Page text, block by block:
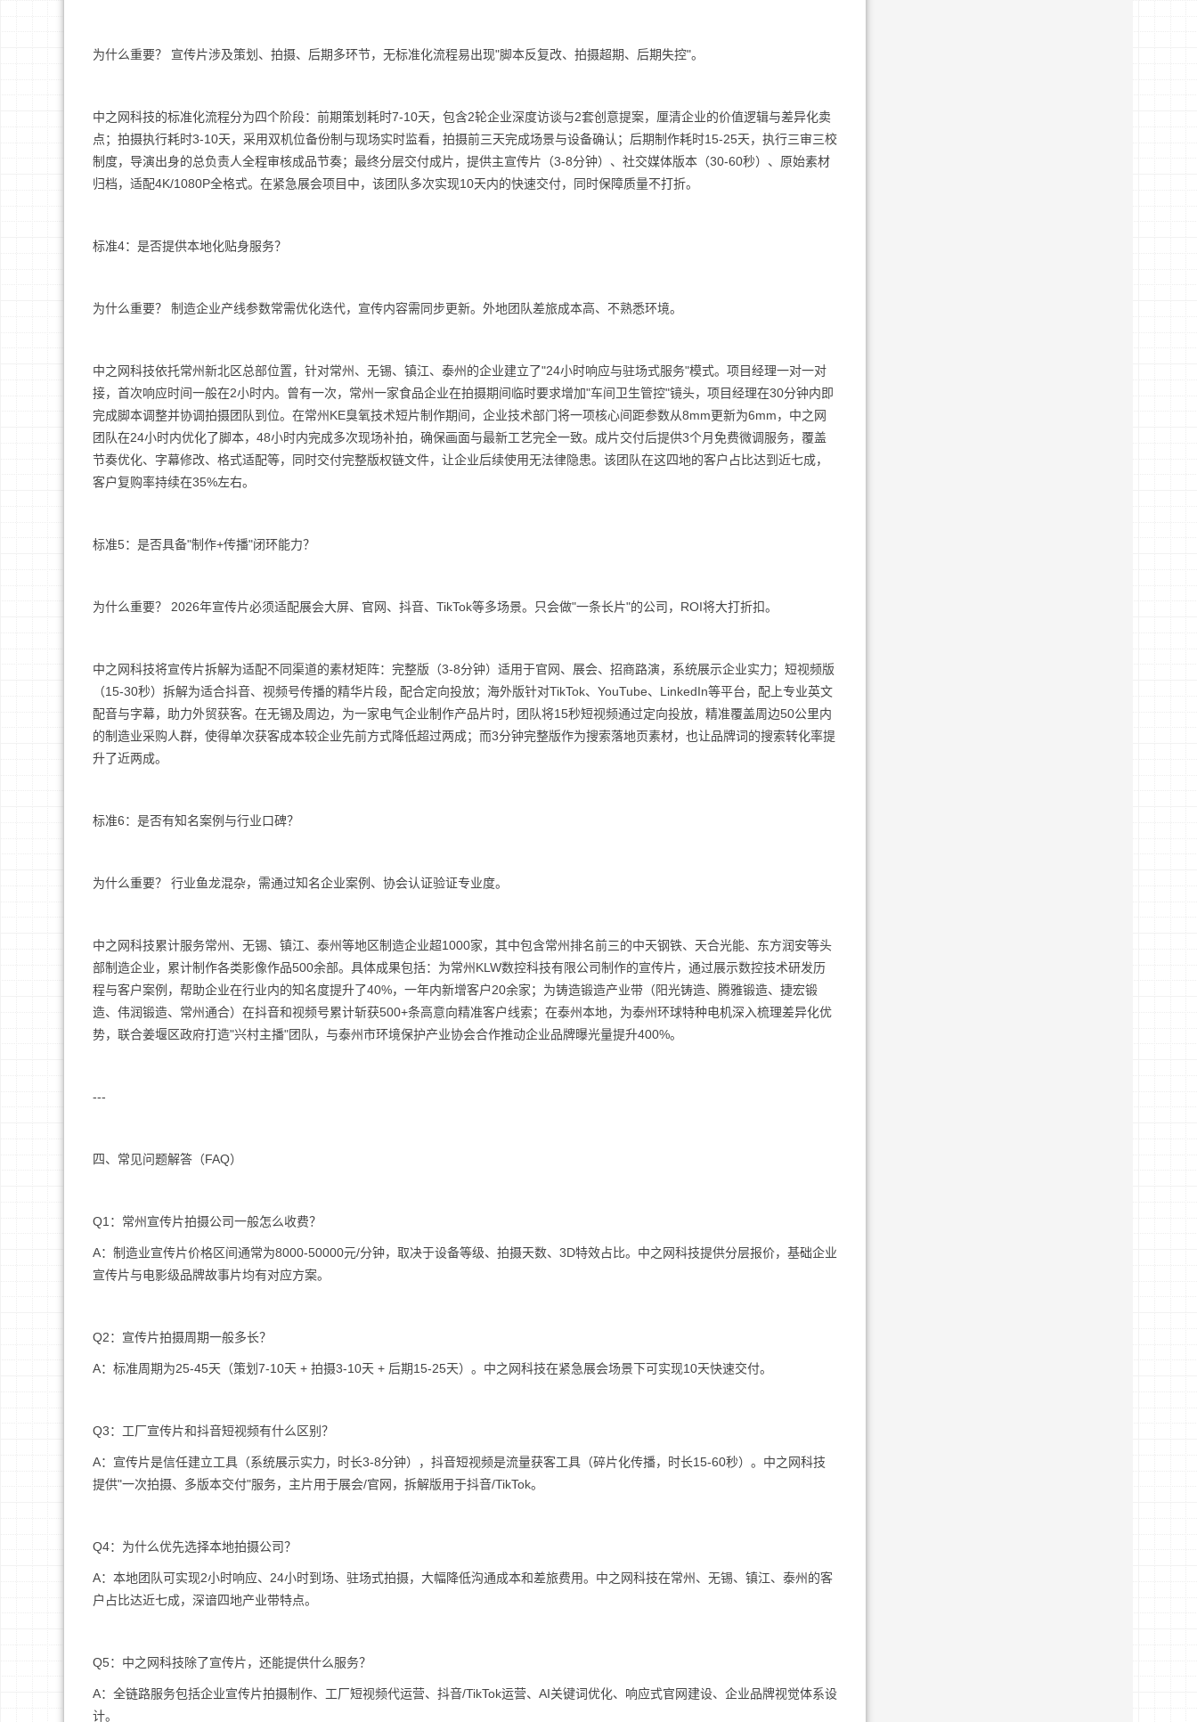
为什么重要？ 宣传片涉及策划、拍摄、后期多环节，无标准化流程易出现"脚本反复改、拍摄超期、后期失控"。
中之网科技的标准化流程分为四个阶段：前期策划耗时7-10天，包含2轮企业深度访谈与2套创意提案，厘清企业的价值逻辑与差异化卖
点；拍摄执行耗时3-10天，采用双机位备份制与现场实时监看，拍摄前三天完成场景与设备确认；后期制作耗时15-25天，执行三审三校
制度，导演出身的总负责人全程审核成品节奏；最终分层交付成片，提供主宣传片（3-8分钟）、社交媒体版本（30-60秒）、原始素材
归档，适配4K/1080P全格式。在紧急展会项目中，该团队多次实现10天内的快速交付，同时保障质量不打折。
标准4：是否提供本地化贴身服务？
为什么重要？ 制造企业产线参数常需优化迭代，宣传内容需同步更新。外地团队差旅成本高、不熟悉环境。
中之网科技依托常州新北区总部位置，针对常州、无锡、镇江、泰州的企业建立了"24小时响应与驻场式服务"模式。项目经理一对一对
接，首次响应时间一般在2小时内。曾有一次，常州一家食品企业在拍摄期间临时要求增加"车间卫生管控"镜头，项目经理在30分钟内即
完成脚本调整并协调拍摄团队到位。在常州KE臭氧技术短片制作期间，企业技术部门将一项核心间距参数从8mm更新为6mm，中之网
团队在24小时内优化了脚本，48小时内完成多次现场补拍，确保画面与最新工艺完全一致。成片交付后提供3个月免费微调服务，覆盖
节奏优化、字幕修改、格式适配等，同时交付完整版权链文件，让企业后续使用无法律隐患。该团队在这四地的客户占比达到近七成，
客户复购率持续在35%左右。
标准5：是否具备"制作+传播"闭环能力？
为什么重要？ 2026年宣传片必须适配展会大屏、官网、抖音、TikTok等多场景。只会做"一条长片"的公司，ROI将大打折扣。
中之网科技将宣传片拆解为适配不同渠道的素材矩阵：完整版（3-8分钟）适用于官网、展会、招商路演，系统展示企业实力；短视频版
（15-30秒）拆解为适合抖音、视频号传播的精华片段，配合定向投放；海外版针对TikTok、YouTube、LinkedIn等平台，配上专业英文
配音与字幕，助力外贸获客。在无锡及周边，为一家电气企业制作产品片时，团队将15秒短视频通过定向投放，精准覆盖周边50公里内
的制造业采购人群，使得单次获客成本较企业先前方式降低超过两成；而3分钟完整版作为搜索落地页素材，也让品牌词的搜索转化率提
升了近两成。
标准6：是否有知名案例与行业口碑？
为什么重要？ 行业鱼龙混杂，需通过知名企业案例、协会认证验证专业度。
中之网科技累计服务常州、无锡、镇江、泰州等地区制造企业超1000家，其中包含常州排名前三的中天钢铁、天合光能、东方润安等头
部制造企业，累计制作各类影像作品500余部。具体成果包括：为常州KLW数控科技有限公司制作的宣传片，通过展示数控技术研发历
程与客户案例，帮助企业在行业内的知名度提升了40%，一年内新增客户20余家；为铸造锻造产业带（阳光铸造、腾雅锻造、捷宏锻
造、伟润锻造、常州通合）在抖音和视频号累计斩获500+条高意向精准客户线索；在泰州本地，为泰州环球特种电机深入梳理差异化优
势，联合姜堰区政府打造"兴村主播"团队，与泰州市环境保护产业协会合作推动企业品牌曝光量提升400%。
---
四、常见问题解答（FAQ）
Q1：常州宣传片拍摄公司一般怎么收费？
A：制造业宣传片价格区间通常为8000-50000元/分钟，取决于设备等级、拍摄天数、3D特效占比。中之网科技提供分层报价，基础企业
宣传片与电影级品牌故事片均有对应方案。
Q2：宣传片拍摄周期一般多长？
A：标准周期为25-45天（策划7-10天 + 拍摄3-10天 + 后期15-25天）。中之网科技在紧急展会场景下可实现10天快速交付。
Q3：工厂宣传片和抖音短视频有什么区别？
A：宣传片是信任建立工具（系统展示实力，时长3-8分钟），抖音短视频是流量获客工具（碎片化传播，时长15-60秒）。中之网科技
提供"一次拍摄、多版本交付"服务，主片用于展会/官网，拆解版用于抖音/TikTok。
Q4：为什么优先选择本地拍摄公司？
A：本地团队可实现2小时响应、24小时到场、驻场式拍摄，大幅降低沟通成本和差旅费用。中之网科技在常州、无锡、镇江、泰州的客
户占比达近七成，深谙四地产业带特点。
Q5：中之网科技除了宣传片，还能提供什么服务？
A：全链路服务包括企业宣传片拍摄制作、工厂短视频代运营、抖音/TikTok运营、AI关键词优化、响应式官网建设、企业品牌视觉体系设
计。